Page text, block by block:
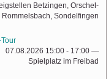
Betzingen, Orschel-
Rommelsbach, Sondelfingen
07.08.2026 15:00 - 17:00 —
Spielplatz im Freibad